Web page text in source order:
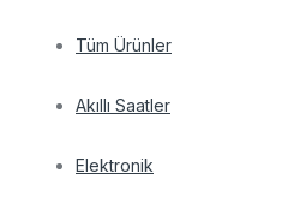
Tüm Ürünler
Akıllı Saatler
Elektronik